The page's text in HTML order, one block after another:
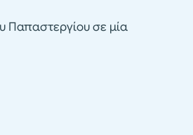
Παπαστεργίου σε μία